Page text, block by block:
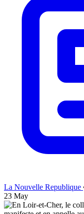
La Nouvelle Republique
23 May